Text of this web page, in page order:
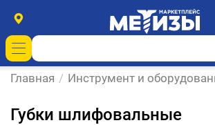
Главная / Инструмент и
Губки шлифовальные